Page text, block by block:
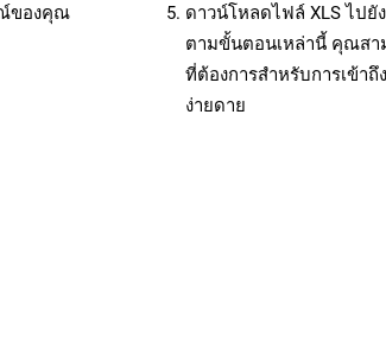
ณ์ของคุณ
ดาวน์โหลดไฟล์ XLS ไป
ตามขั้นตอนเหล่านี้ คุณสา
ที่ต้องการสำหรับการเข้า
ง่ายดาย